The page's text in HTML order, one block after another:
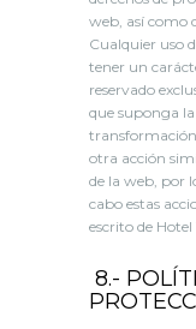
web, así como
Cualquier uso
tener un
reservado
que suponga
otra acción
de la web, por
cabo estas
escrito de
8.-